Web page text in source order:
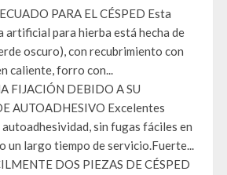
PARA EL CÉSPED Esta
artificial para hierba está hecha de
oscuro), con recubrimiento con
caliente, forro con...
FIJACIÓN DEBIDO A SU
AUTOADHESIVO Excelentes
sin fugas fáciles en
un largo tiempo de servicio.Fuerte...
DOS PIEZAS DE CÉSPED